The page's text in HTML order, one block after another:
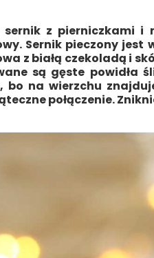
sernik z pierniczkami i
Sernik pieczony
z białą czekoladą i
są gęste powidła
bo na wierzchu
połączenie.